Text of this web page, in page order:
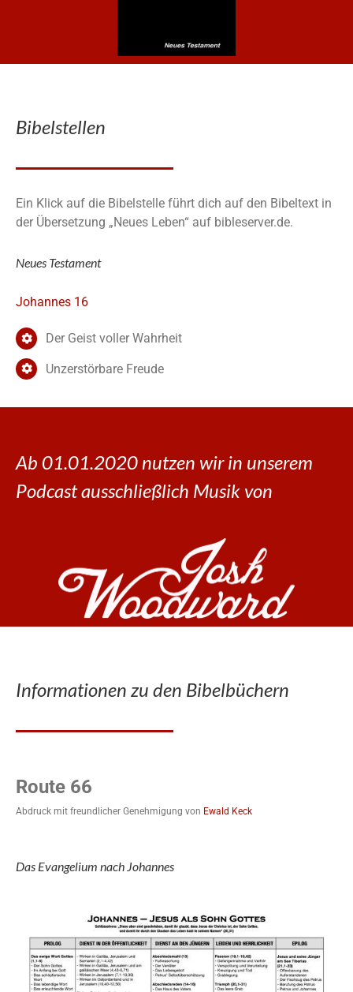
Bibelstellen
Ein Klick auf die Bibelstelle führt dich auf den Bibeltext in
der Übersetzung „Neues Leben“ auf bibleserver.de.
Neues Testament
Johannes 16
Der Geist voller Wahrheit
Unzerstörbare Freude
Ab 01.01.2020 nutzen wir in unserem
Podcast ausschließlich Musik von
Informationen zu den Bibelbüchern
Route 66
Abdruck mit freundlicher Genehmigung von Ewald Keck
Das Evangelium nach Johannes